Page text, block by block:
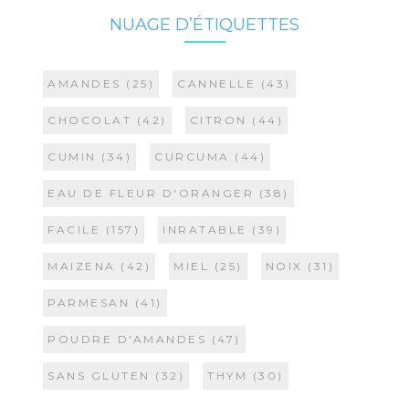
NUAGE D’ÉTIQUETTES
AMANDES (25) CANNELLE (43)
CHOCOLAT (42) CITRON (44)
CUMIN (34) CURCUMA (44)
EAU DE FLEUR D'ORANGER (38)
FACILE (157) INRATABLE (39)
MAIZENA (42) MIEL (25) NOIX (31)
PARMESAN (41)
POUDRE D'AMANDES (47)
SANS GLUTEN (32) THYM (30)